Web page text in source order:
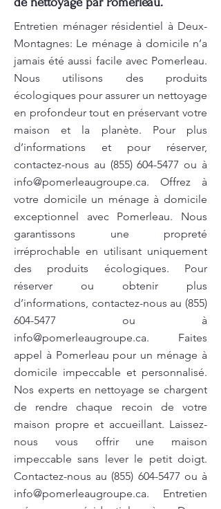
Entretien ménager résidentiel à Deux-
Montagnes: Le ménage à domicile n’a
jamais été aussi facile avec Pomerleau.
Nous utilisons des produits
écologiques pour assurer un nettoyage
en profondeur tout en préservant votre
maison et la planète. Pour plus
d’informations et pour réserver,
contactez-nous au (855) 604-5477 ou à
info@pomerleaugroupe.ca. Offrez à
votre domicile un ménage à domicile
exceptionnel avec Pomerleau. Nous
garantissons une propreté
irréprochable en utilisant uniquement
des produits écologiques. Pour
réserver ou obtenir plus
d’informations, contactez-nous au (855)
604-5477 ou à
info@pomerleaugroupe.ca. Faites
appel à Pomerleau pour un ménage à
domicile impeccable et personnalisé.
Nos experts en nettoyage se chargent
de rendre chaque recoin de votre
maison propre et accueillant. Laissez-
nous vous offrir une maison
impeccable sans lever le petit doigt.
Contactez-nous au (855) 604-5477 ou à
info@pomerleaugroupe.ca. Entretien